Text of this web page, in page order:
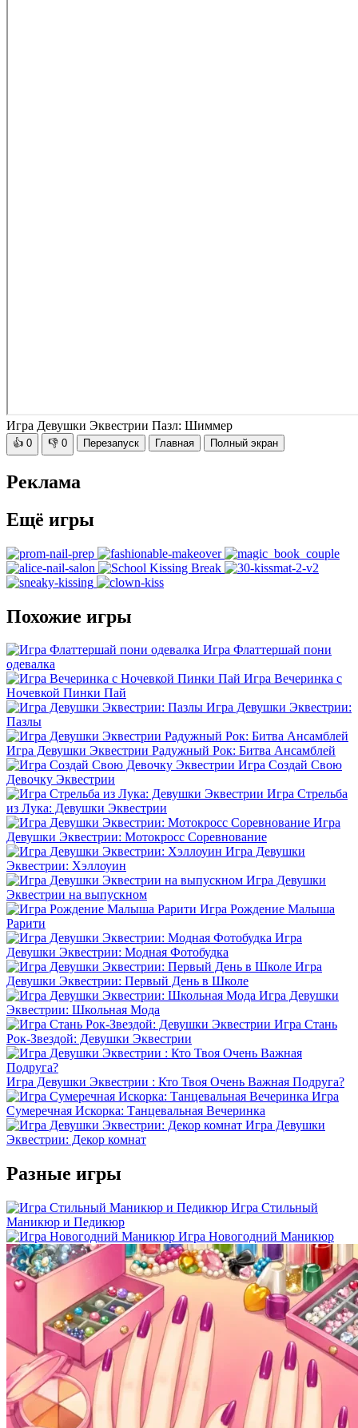
Игра Девушки Эквестрии Пазл: Шиммер
👍 0 👎 0 Перезапуск Главная Полный экран
Реклама
Ещё игры
Похожие игры
Игра Флаттершай пони
одевалка
Игра Вечеринка с
Ночевкой Пинки Пай
Игра Девушки Эквестрии:
Пазлы
Игра Девушки Эквестрии Радужный Рок: Битва Ансамблей
Игра Создай Свою
Девочку Эквестрии
Игра Стрельба
из Лука: Девушки Эквестрии
Игра
Девушки Эквестрии: Мотокросс Соревнование
Игра Девушки
Эквестрии: Хэллоуин
Игра Девушки
Эквестрии на выпускном
Игра Рождение Малыша
Рарити
Игра
Девушки Эквестрии: Модная Фотобудка
Игра
Девушки Эквестрии: Первый День в Школе
Игра Девушки
Эквестрии: Школьная Мода
Игра Стань
Рок-Звездой: Девушки Эквестрии
Игра Девушки Эквестрии : Кто Твоя Очень Важная Подруга?
Игра
Сумеречная Искорка: Танцевальная Вечеринка
Игра Девушки
Эквестрии: Декор комнат
Разные игры
Игра Стильный
Маникюр и Педикюр
Игра Новогодний Маникюр